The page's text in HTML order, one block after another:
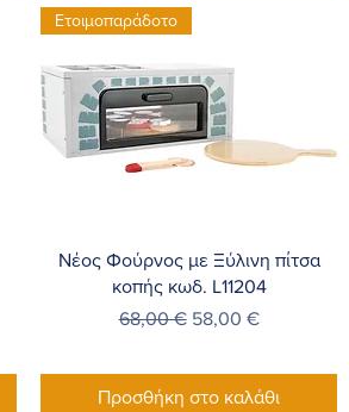
Γρήγορη προβολή
Ετοιμοπαράδοτο
Νέος Φούρνος με Ξύλινη πίτσα
κοπής κωδ. L11204
Κανονική τιμή
68,00 € Τιμή Έκπτωσης
58,00 €
Προσθήκη στο καλάθι